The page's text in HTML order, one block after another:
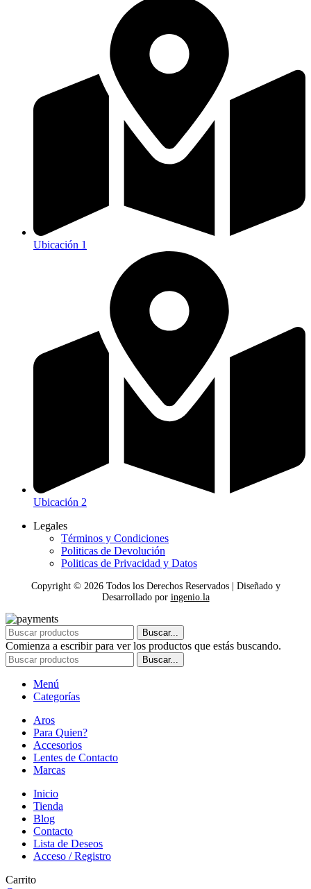
Ubicación 1
Ubicación 2
Legales
Términos y Condiciones
Politicas de Devolución
Politicas de Privacidad y Datos
Copyright © 2026Todos los Derechos Reservados | Diseñado y
Desarrollado por ingenio.la
Buscar...
Comienza a escribir para ver los productos que estás buscando.
Buscar...
Menú
Categorías
Aros
Para Quien?
Accesorios
Lentes de Contacto
Marcas
Inicio
Tienda
Blog
Contacto
Lista de Deseos
Acceso / Registro
Carrito